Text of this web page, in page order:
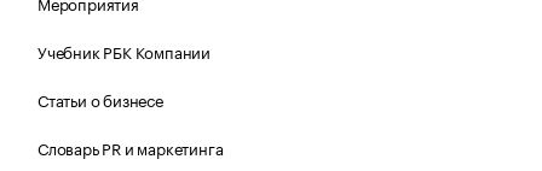
Учебник РБК Компании
Статьи о бизнесе
Словарь PR и маркетинга